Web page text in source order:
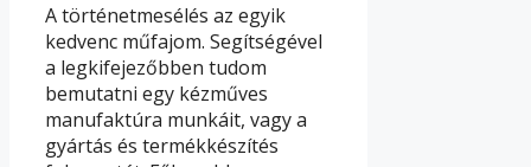
A történetmesélés az egyik
kedvenc műfajom. Segítségével
a legkifejezőbben tudom
bemutatni egy kézműves
manufaktúra munkáit, vagy a
gyártás és termékkészítés